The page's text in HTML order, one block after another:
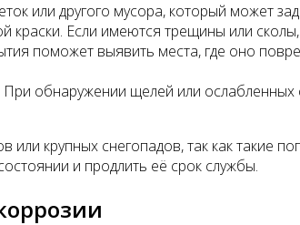
или другого мусора, который может
краски. Если имеются трещины или
поможет выявить места, где оно
При обнаружении щелей или
крупных снегопадов, так как такие
и продлить её срок службы.